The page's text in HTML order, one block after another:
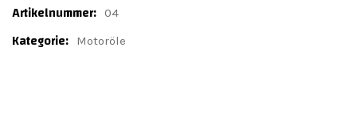
Artikelnummer: 04
Kategorie: Motoröle